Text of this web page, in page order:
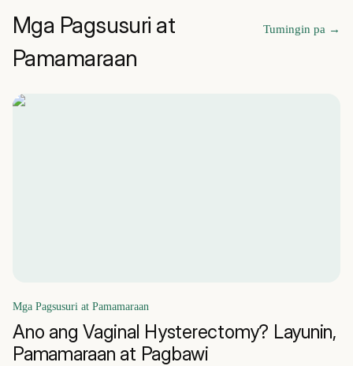
Mga Pagsusuri at
Pamamaraan
Tumingin pa →
Mga Pagsusuri at Pamamaraan
Ano ang Vaginal Hysterectomy? Layunin,
Pamamaraan at Pagbawi